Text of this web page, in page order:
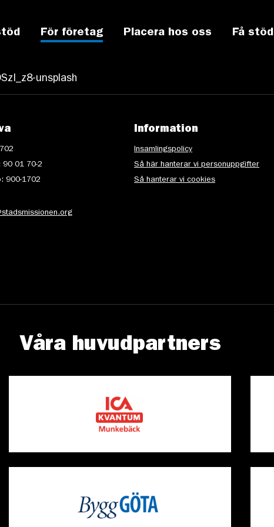
För företag Placera hos oss Få stöd
unsplash
90 01 70-2
900-1702
Information
Insamlingspolicy
Så här hanterar vi personuppgifter
Så hanterar vi cookies
Våra huvudpartners